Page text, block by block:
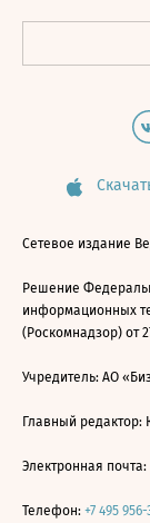
Сетевое издание
Решение
информационных
(Роскомнадзор) от
Учредитель: АО
Главный редактор:
Электронная почта:
Телефон: +7 495